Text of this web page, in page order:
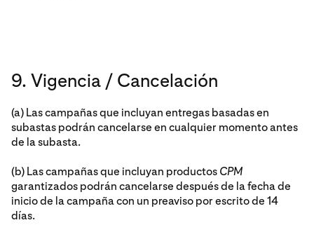
9. Vigencia / Cancelación
(a) Las campañas que incluyan entregas basadas en
subastas podrán cancelarse en cualquier momento antes
de la subasta.
(b) Las campañas que incluyan productos CPM
garantizados podrán cancelarse después de la fecha de
inicio de la campaña con un preaviso por escrito de 14
días.